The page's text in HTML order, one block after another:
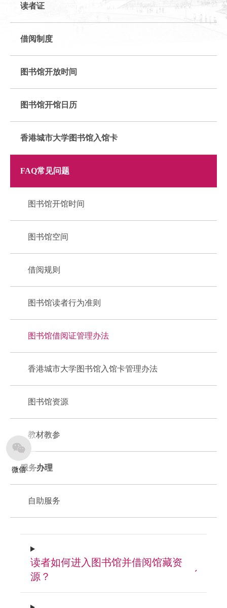
微信
读者证
借阅制度
图书馆开放时间
图书馆开馆日历
香港城市大学图书馆入馆卡
FAQ常见问题
图书馆开馆时间
图书馆空间
借阅规则
图书馆读者行为准则
图书馆借阅证管理办法
香港城市大学图书馆入馆卡管理办法
图书馆资源
教材教参
服务办理
自助服务
读者如何进入图书馆并借阅馆藏资
源？